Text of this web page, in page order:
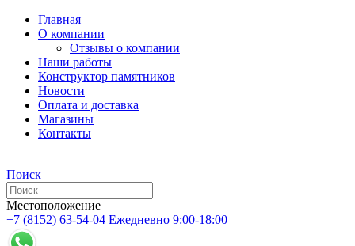
Главная
О компании
Отзывы о компании
Наши работы
Конструктор памятников
Новости
Оплата и доставка
Магазины
Контакты
Поиск
Местоположение
+7 (8152) 63-54-04 Ежедневно 9:00-18:00